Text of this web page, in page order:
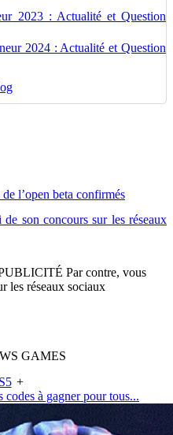
2023 : Actualité et Question
2024 : Actualité et Question
l’open beta confirmés
son concours sur les réseaux
Par contre, vous
les réseaux sociaux
GAMES
+
à gagner pour tous...